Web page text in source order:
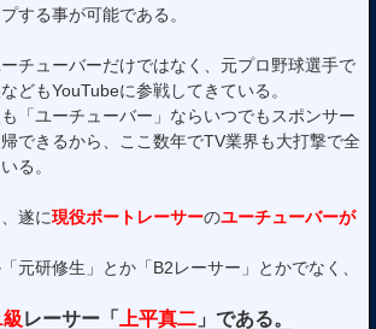
する事が可能である。
チューバーだけではなく、元プロ野球選手で
どもYouTubeに参戦してきている。
「ユーチューバー」ならいつでもスポンサー
できるから、ここ数年でTV業界も大打撃で全
る。
、遂に現役ボートレーサーのユーチューバーが
元研修生」とか「B2レーサー」とかでなく、
レーサー「 上平真二」である。